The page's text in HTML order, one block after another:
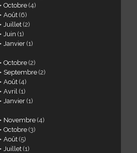
Octobre (4)
Août (6)
Juillet (2)
Juin (1)
Janvier (1)
Octobre (2)
Septembre (2)
Août (4)
Avril (1)
Janvier (1)
Novembre (4)
Octobre (3)
Août (5)
Juillet (1)